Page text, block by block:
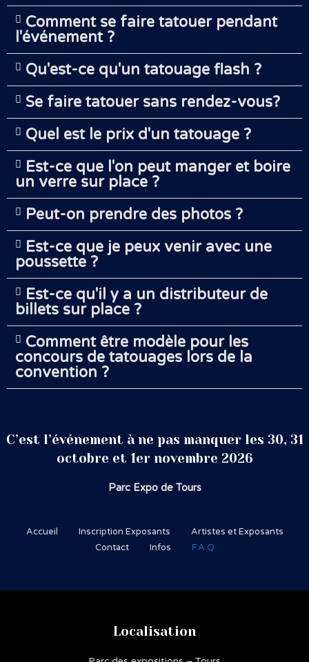
Comment se faire tatouer pendant
l'événement ?
Qu'est-ce qu'un tatouage flash ?
Se faire tatouer sans rendez-vous?
Quel est le prix d'un tatouage ?
Est-ce que l'on peut manger et boire
un verre sur place ?
Peut-on prendre des photos ?
Est-ce que je peux venir avec une
poussette ?
Est-ce qu'il y a un distributeur de
billets sur place ?
Comment être modèle pour les
concours de tatouages lors de la
convention ?
C’est l’événement à ne pas manquer les 30, 31
octobre et 1er novembre 2026
Parc Expo de Tours
Accueil Inscription Exposants
Artistes et Exposants
Contact
Infos F.A.Q
Localisation